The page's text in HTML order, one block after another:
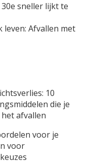
sneller lijkt te
leven: Afvallen met
10
die je
afvallen
voor je
voor